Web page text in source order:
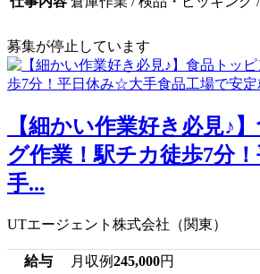
募集が停止しています
【細かい作業好き必見♪
グ作業！駅チカ徒歩7分
手...
UTエージェント株式会社（関東）
給与 月収例245,000円